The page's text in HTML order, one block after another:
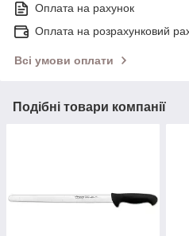
Оплата на рахунок
Оплата на розрахунковий
Всі умови оплати
Подібні товари компанії